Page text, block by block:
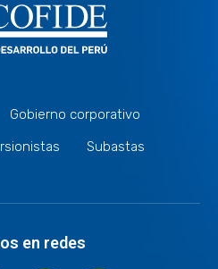
Gobierno corporativo
Subastas
en redes